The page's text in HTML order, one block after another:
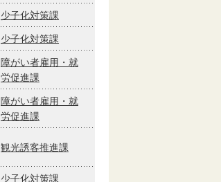
少子化対策課
少子化対策課
障がい者雇用・就
労促進課
障がい者雇用・就
労促進課
観光誘客推進課
少子化対策課